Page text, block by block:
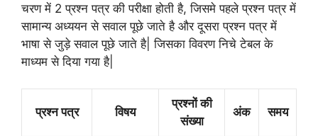
चरण में 2 प्रश्न पत्र की परीक्षा होती है, जिसमे पहले प्रश्न पत्र में
सामान्य अध्ययन से सवाल पूछे जाते है और दूसरा प्रश्न पत्र में
भाषा से जुड़े सवाल पूछे जाते है| जिसका विवरण निचे टेबल के
माध्यम से दिया गया है|
प्रश्न पत्र विषय
प्रश्नों की
संख्या
अंक समय